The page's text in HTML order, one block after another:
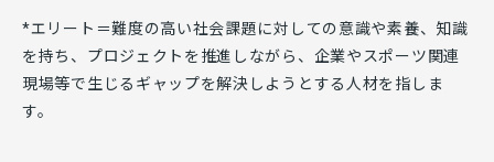
*エリート＝難度の高い社会課題に対しての意識や素養、知識
を持ち、プロジェクトを推進しながら、企業やスポーツ関連
現場等で生じるギャップを解決しようとする人材を指しま
す。